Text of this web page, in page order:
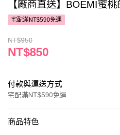
【廠商直送】BOEMI蜜
宅配滿NT$590免運
NT$950
NT$850
付款與運送方式
宅配滿NT$590免運
POYA支付
商品特色